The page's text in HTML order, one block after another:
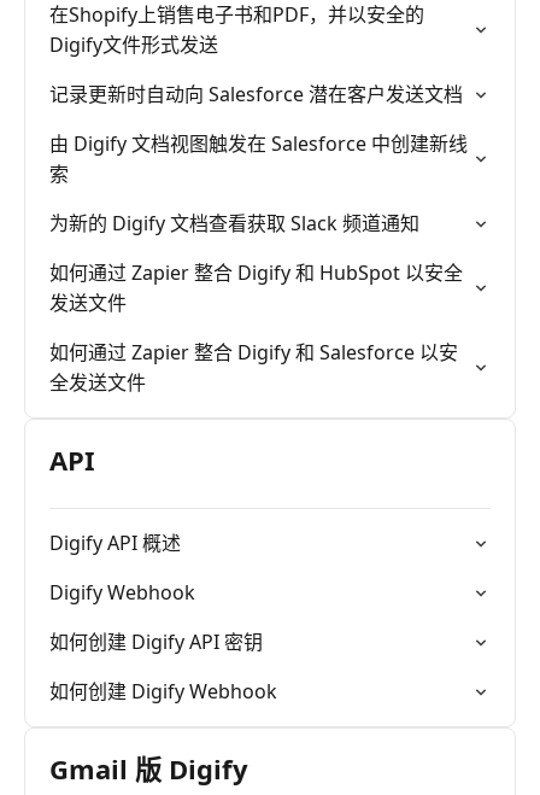
在Shopify上销售电子书和PDF，并以安全的
Digify文件形式发送
记录更新时自动向 Salesforce 潜在客户发送文档
由 Digify 文档视图触发在 Salesforce 中创建新线
索
为新的 Digify 文档查看获取 Slack 频道通知
如何通过 Zapier 整合 Digify 和 HubSpot 以安全
发送文件
如何通过 Zapier 整合 Digify 和 Salesforce 以安
全发送文件
API
Digify API 概述
Digify Webhook
如何创建 Digify API 密钥
如何创建 Digify Webhook
Gmail 版 Digify